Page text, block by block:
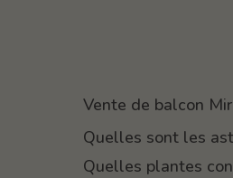
Vente de balcon
Quelles sont les
Quelles plantes